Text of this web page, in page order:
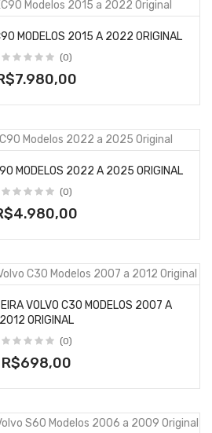
MODELOS 2015 A 2022 ORIGINAL
(0)
MODELOS 2022 A 2025 ORIGINAL
(0)
VOLVO C30 MODELOS 2007 A
2012 ORIGINAL
(0)
R$698,00